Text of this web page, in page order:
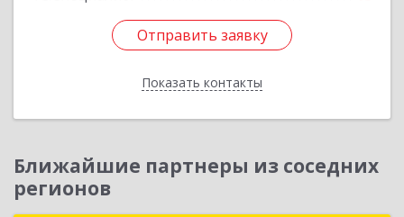
Отправить заявку
Показать контакты
Отправить заявку
Назад
Ближайшие партнеры из соседних
регионов